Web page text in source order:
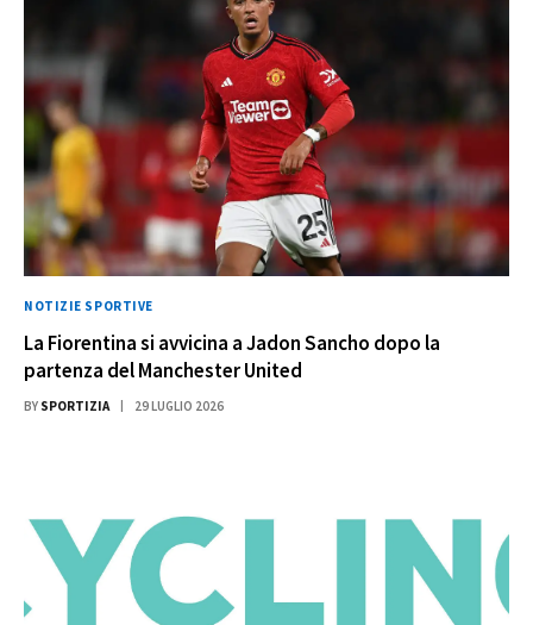
NOTIZIE SPORTIVE
La Fiorentina si avvicina a Jadon Sancho dopo la
partenza del Manchester United
BY SPORTIZIA 29 LUGLIO 2026